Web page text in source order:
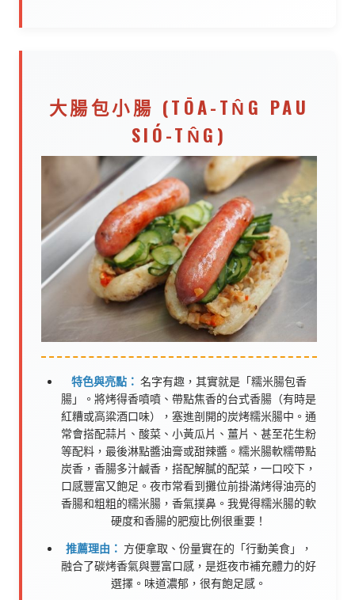
大腸包小腸 (TŌA-TN̂G PAU
SIÓ-TN̂G)
特色與亮點： 名字有趣，其實就是「糯米腸包香
腸」。將烤得香噴噴、帶點焦香的台式香腸（有時是
紅糟或高粱酒口味），塞進剖開的炭烤糯米腸中。通
常會搭配蒜片、酸菜、小黃瓜片、薑片、甚至花生粉
等配料，最後淋點醬油膏或甜辣醬。糯米腸軟糯帶點
炭香，香腸多汁鹹香，搭配解膩的配菜，一口咬下，
口感豐富又飽足。夜市常看到攤位前掛滿烤得油亮的
香腸和粗粗的糯米腸，香氣撲鼻。我覺得糯米腸的軟
硬度和香腸的肥瘦比例很重要！
推薦理由： 方便拿取、份量實在的「行動美食」，
融合了碳烤香氣與豐富口感，是逛夜市補充體力的好
選擇。味道濃郁，很有飽足感。